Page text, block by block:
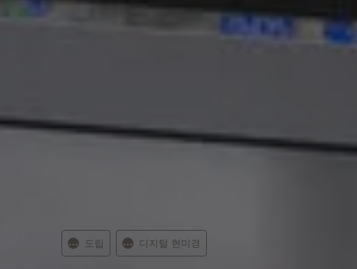
⋯ 도립 ⋯ 디지털 현미경